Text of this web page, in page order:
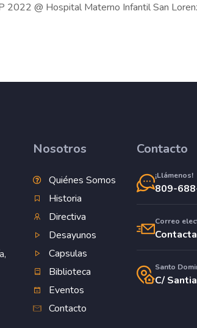
2022 @ Hospital Materno Infantil San
Nosotros
Quiénes Somos
Historia
Directiva
Desayunos
Capsulas
Biblioteca
Eventos
Contacto
Contacto
¡Llámenos!
809-
Correo
Santo
C/